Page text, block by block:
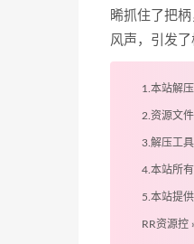
晞抓住了把
风声，引发
1.本站解
2.资源文
3.解压工
4.本站所
5.本站提
RR资源控